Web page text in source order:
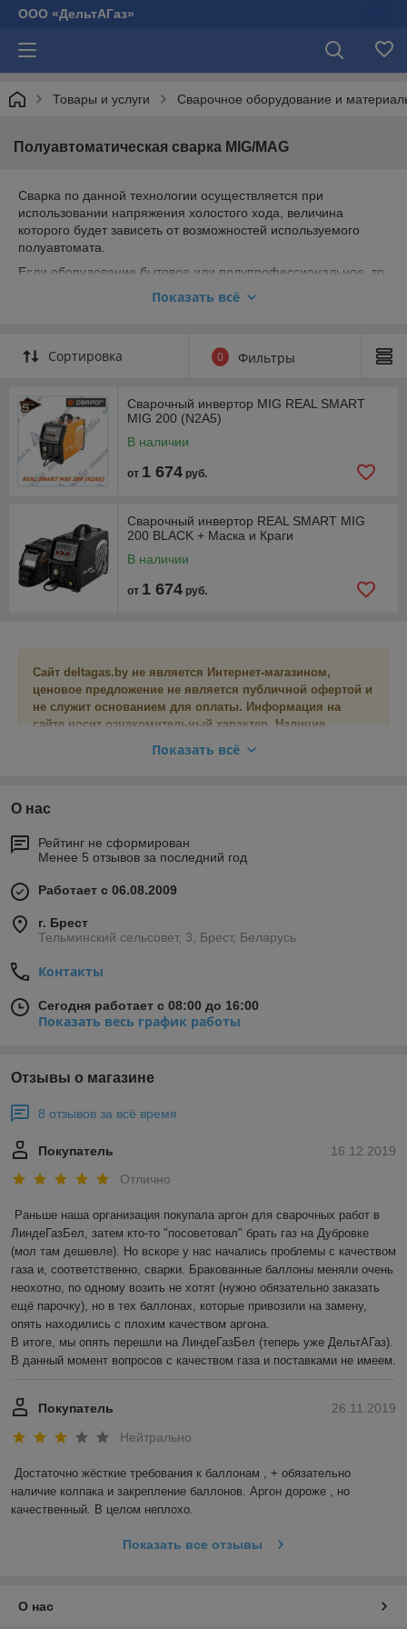
ООО «ДельтАГаз»
Товары и услуги Сварочное оборудование и
Полуавтоматическая сварка MIG/MAG
Сварка по данной технологии осуществляется при
использовании напряжения холостого хода, величина
которого будет зависеть от возможностей используемого
полуавтомата.
Если оборудование бытовое или полупрофессиональное, то
напряжение на них обычно не регулируется, а дуга
стабилизируется автоматически. Также особое внимание
Перемещение сварочной проволоки достаточно трудоёмко,
полуавтомата. Обычно MIG-MAG сварка осуществляется на
токе обратной полярности, но это не исключает
использование прямой полярности и переменного тока.
Современные сварочные аппараты в большинстве случаев
совмещают несколько режимов сварки:
MIG/MAG + TIG, Lift-Tig
MIG/MAG + MMA + TIG, Lift-Tig
Показать всё
Сортировка 0 Фильтры
Сварочный инвертор MIG REAL SMART
MIG 200 (N2A5)
В наличии
от 1 674 руб.
Сварочный инвертор REAL SMART MIG
200 BLACK + Маска и Краги
В наличии
от 1 674 руб.
Сайт deltagas.by не является Интернет-магазином,
ценовое предложение не является публичной офертой и
не служит основанием для оплаты. Информация на
сайте носит ознакомительный характер. Наличие,
актуальные цены и сроки поставки необходимо
уточнять по номерам телефонов, указанным в разделе
Показать всё
О нас
Рейтинг не сформирован
Менее 5 отзывов за последний год
Работает с 06.08.2009
г. Брест
Тельминский сельсовет, 3, Брест, Беларусь
Контакты
Сегодня работает с 08:00 до 16:00
Показать весь график работы
Отзывы о магазине
8 отзывов за всё время
16.12.2019
Покупатель
Отлично
Раньше наша организация покупала аргон для сварочных работ в
ЛиндеГазБел, затем кто-то "посоветовал" брать газ на Дубровке
(мол там дешевле). Но вскоре у нас начались проблемы с качеством
газа и, соответственно, сварки. Бракованные баллоны меняли очень
неохотно, по одному возить не хотят (нужно обязательно заказать
ещё парочку), но в тех баллонах, которые привозили на замену,
опять находились с плохим качеством аргона.
В итоге, мы опять перешли на ЛиндеГазБел (теперь уже ДельтАГаз).
26.11.2019
Покупатель
Нейтрально
Достаточно жёсткие требования к баллонам , + обязательно
наличие колпака и закрепление баллонов. Аргон дороже , но
качественный. В целом неплохо.
Показать все отзывы
О нас